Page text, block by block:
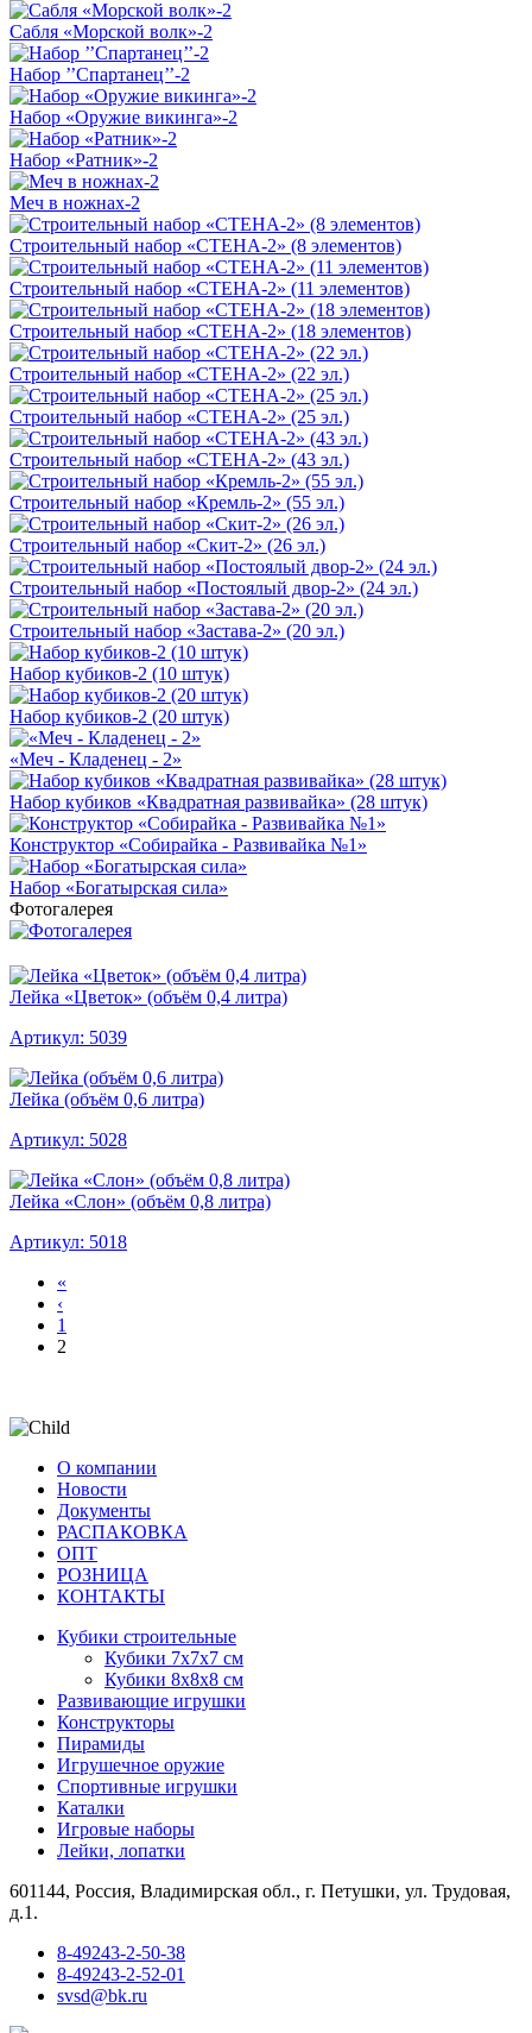
Сабля «Морской волк»-2
Набор ’’Спартанец’’-2
Набор «Оружие викинга»-2
Набор «Ратник»-2
Меч в ножнах-2
Строительный набор «СТЕНА-2» (8 элементов)
Строительный набор «СТЕНА-2» (11 элементов)
Строительный набор «СТЕНА-2» (18 элементов)
Строительный набор «СТЕНА-2» (22 эл.)
Строительный набор «СТЕНА-2» (25 эл.)
Строительный набор «СТЕНА-2» (43 эл.)
Строительный набор «Кремль-2» (55 эл.)
Строительный набор «Скит-2» (26 эл.)
Строительный набор «Постоялый двор-2» (24 эл.)
Строительный набор «Застава-2» (20 эл.)
Набор кубиков-2 (10 штук)
Набор кубиков-2 (20 штук)
«Меч - Кладенец - 2»
Набор кубиков «Квадратная развивайка» (28 штук)
Конструктор «Собирайка - Развивайка №1»
Набор «Богатырская сила»
Фотогалерея
Лейка «Цветок» (объём 0,4 литра)
Артикул: 5039
Лейка (объём 0,6 литра)
Артикул: 5028
Лейка «Слон» (объём 0,8 литра)
Артикул: 5018
«
‹
1
2
О компании
Новости
Документы
РАСПАКОВКА
OПТ
PОЗНИЦА
КОНТАКТЫ
Кубики строительные
Кубики 7х7х7 см
Кубики 8х8х8 см
Развивающие игрушки
Конструкторы
Пирамиды
Игрушечное оружие
Спортивные игрушки
Каталки
Игровые наборы
Лейки, лопатки
601144, Россия, Владимирская обл., г. Петушки, ул. Трудовая,
д.1.
8-49243-2-50-38
8-49243-2-52-01
svsd@bk.ru